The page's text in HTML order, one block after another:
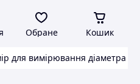
Обране Кошик
для вимірювання діаметра